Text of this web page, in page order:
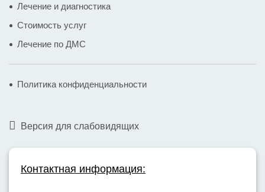
Лечение и диагностика
Стоимость услуг
Лечение по ДМС
Политика конфиденциальности
Версия для слабовидящих
Контактная информация: